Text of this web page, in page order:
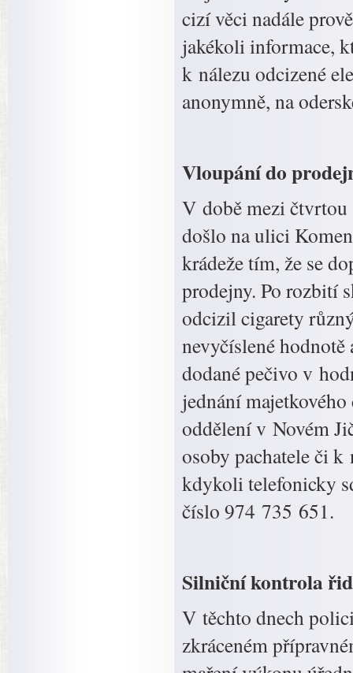
cizí věci nadále
jakékoli informace,
k nálezu odcizené
anonymně, na
Vloupání do
V době mezi čtvrtou
došlo na ulici
krádeže tím, že se
prodejny. Po rozbití
odcizil cigarety
nevyčíslené
dodané pečivo v
jednání
oddělení v Novém
osoby pachatele či
kdykoli telefonicky
číslo 974 735 651.
Silniční kontrola
V těchto dnech
zkráceném